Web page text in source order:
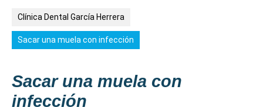
apertura
Clínica Dental García Herrera
Sacar una muela con infección
Sacar una muela con
infección